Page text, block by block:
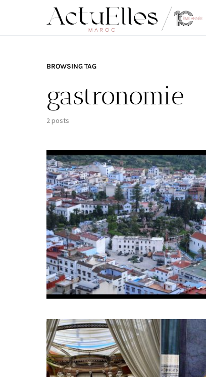
BROWSING TAG
gastronomie
2 posts